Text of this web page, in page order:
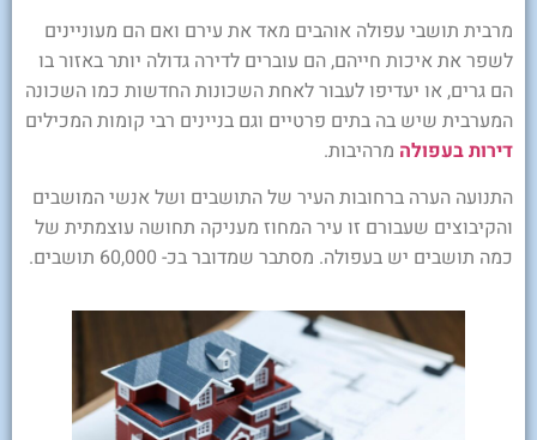
מרבית תושבי עפולה אוהבים מאד את עירם ואם הם מעוניינים
לשפר את איכות חייהם, הם עוברים לדירה גדולה יותר באזור בו
הם גרים, או יעדיפו לעבור לאחת השכונות החדשות כמו השכונה
המערבית שיש בה בתים פרטיים וגם בניינים רבי קומות המכילים
דירות בעפולה מרהיבות.
התנועה הערה ברחובות העיר של התושבים ושל אנשי המושבים
והקיבוצים שעבורם זו עיר המחוז מעניקה תחושה עוצמתית של
כמה תושבים יש בעפולה. מסתבר שמדובר בכ- 60,000 תושבים.